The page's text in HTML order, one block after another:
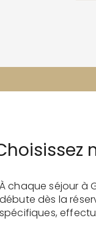
À chaque séjour à
débute dès la
spécifiques,